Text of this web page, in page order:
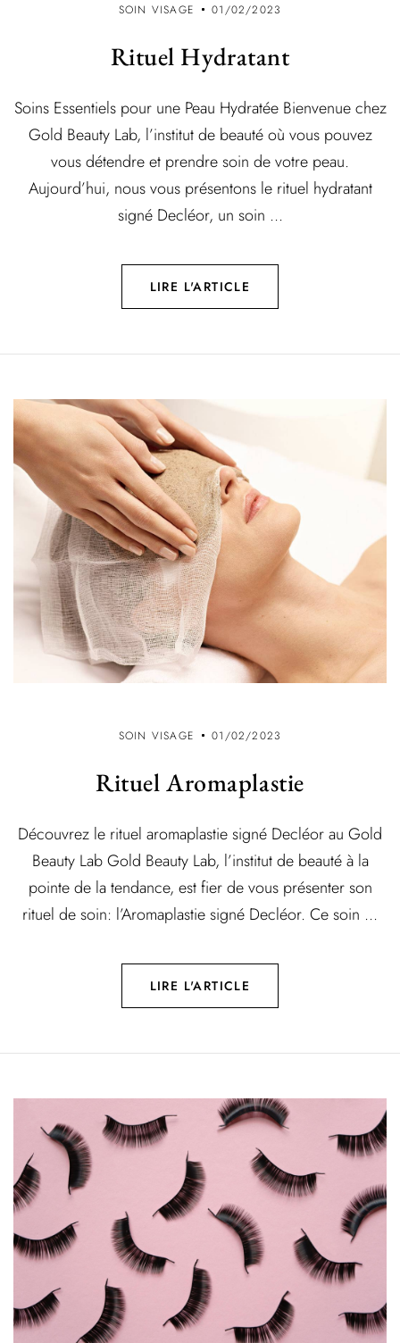
SOIN VISAGE 01/02/2023
Rituel Hydratant
Soins Essentiels pour une Peau Hydratée Bienvenue chez
Gold Beauty Lab, l’institut de beauté où vous pouvez
vous détendre et prendre soin de votre peau.
Aujourd’hui, nous vous présentons le rituel hydratant
signé Decléor, un soin ...
LIRE L'ARTICLE
SOIN VISAGE 01/02/2023
Rituel Aromaplastie
Découvrez le rituel aromaplastie signé Decléor au Gold
Beauty Lab Gold Beauty Lab, l’institut de beauté à la
pointe de la tendance, est fier de vous présenter son
rituel de soin: l’Aromaplastie signé Decléor. Ce soin ...
LIRE L'ARTICLE